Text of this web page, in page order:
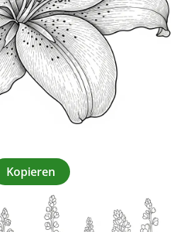
Kopieren